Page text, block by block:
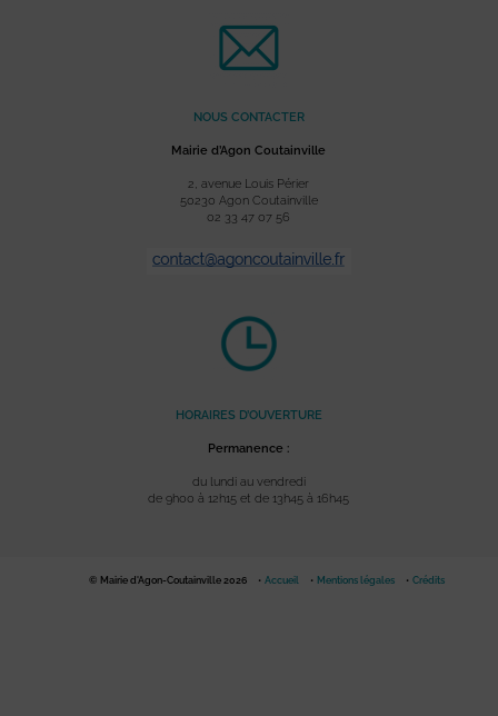
NOUS CONTACTER
Mairie d’Agon Coutainville
2, avenue Louis Périer
50230 Agon Coutainville
02 33 47 07 56
HORAIRES D’OUVERTURE
Permanence :
du lundi au vendredi
de 9h00 à 12h15 et de 13h45 à 16h45
© Mairie d'Agon-Coutainville 2026 Accueil Mentions légales Crédits